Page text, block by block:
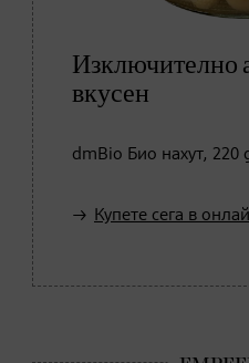
Изключително
вкусен
dmBio Био нахут, 220
Купете сега в